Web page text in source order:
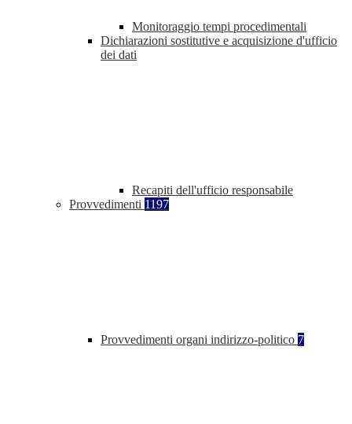
Monitoraggio tempi procedimentali
Dichiarazioni sostitutive e acquisizione d'ufficio
dei dati
Recapiti dell'ufficio responsabile
Provvedimenti 1197
Provvedimenti organi indirizzo-politico 7